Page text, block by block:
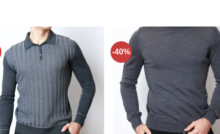
Додати
до
списку
бажань!
-40%